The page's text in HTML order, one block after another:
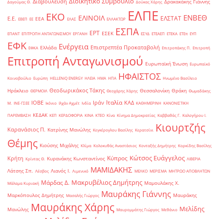
Δαγούμας Θ. Διαβούλευση Δούκας Χάρης Δρακακάκης Γιάννης
Ε.Ε. ΕΒΕΠ ΕΕ ΕΕΑ ΕΚΟ ΕΛΑΣ ΕΛΙΝΟΙΛ ΕΛΛΑΚΤΩΡ ΕΛΠΕ ΕΛΣΤΑΤ ΕΝΒΕΘ
ΕΠΑΝΤ ΕΠΙΤΡΟΠΗ ΑΝΤΑΓΩΝΙΣΜΟΥ ΕΡΓΑΝΗ ΕΡΤ ΕΣΕΚ ΕΣΠΑ ΕΣΥΔ ΕΤΕΑΕΠ ΕΤΕΚΑ ΕΤΕπ ΕΥΠ
ΕΦΚ ΕΦΚΑ Ελλάδα Ενέργεια Επιστρεπτέα Προκαταβολή Επιτροπάκης Π. Επιτροπή
Επιτροπή Ανταγωνισμού Ευρωπαϊκή Ένωση Ευρωπαϊκό
Κοινοβούλιο Ευρώπη ΗELLENiQ ENERGY ΗΛΕΙΑ ΗΜΑ ΗΠΑ ΗΦΑΙΣΤΟΣ Ηνωμένο Βασίλειο
Ηράκλειο ΘΕΡΜΟΙΛ Θεοδωρικάκος Τάκης Θεοχάρης Χάρης Θεσσαλονίκη Θράκη Θωμαδάκης
Μ. ΙΝΕ-ΓΣΕΕ ΙΟΒΕ Ικόνιο Ιλχάν Αχμέτ Ινδία Ιράν Ιταλία ΚΑΔ ΚΑΘΗΜΕΡΙΝΗ ΚΑΝΟΝΙΣΤΙΚΗ
ΠΑΡΕΜΒΑΣΗ ΚΕΔΑΚ ΚΕΠ ΚΕΡΔΟΦΟΡΙΑ ΚΙΝΑ ΚΤΕΟ Κίνα Κίνημα Δημοκρατίας Καββαθάς Γ. Καλογήρου Ι.
Καρανάσιος Π. Κατρίνης Μανώλης Κεγκέρογλου Βασίλης Κερατσίνι Κιουρτζής
Θέμης Κιούσης Μιχάλης Κλίμα Κολοκυθάς Αναστάσιος Κονταξής Δημήτρης Κορκίδης Βασίλης
Κρήτη Κρίντας Θ. Κυρανάκης Κωνσταντίνος Κύπρος Κώτσος Ευάγγελος ΛΙΒΕΡΙΑ
Λάτσης Σπ. Λέσβος Λιανός Ι. Λιμενικό ΜΑΜΙΔΑΚΗΣ ΜΕΛΚΟ ΜΕΡΙΣΜΑ ΜΗΤΡΩΟ ΑΠΟΒΛΗΤΩΝ
Μάλαμα Κυριακή Μάρδας Δ. Μακρυβέλιος Δημήτρης Μαμουλάκης Χ.
Μαρκόπουλος Δημήτρης Μασαλής Γιώργος Μαυράκης Γιάννης Μαυράκης
Μανώλης Μαυράκης Χάρης Μαυρομμάτης Γιώργος Μεθάνιο Μελίδης